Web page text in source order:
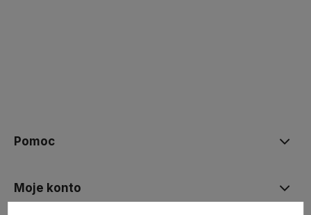
Pomoc
Moje konto